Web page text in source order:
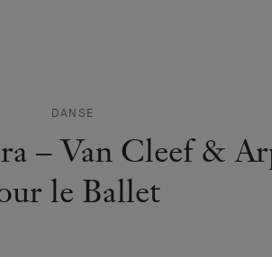
DANSE
– Van Cleef &
le Ballet